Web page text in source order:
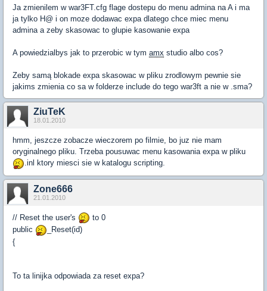
Ja zmienilem w war3FT.cfg flage dostepu do menu admina na A i ma
ja tylko H@ i on moze dodawac expa dlatego chce miec menu
admina a zeby skasowac to glupie kasowanie expa
A powiedzialbys jak to przerobic w tym amx studio albo cos?
Zeby samą blokade expa skasowac w pliku zrodlowym pewnie sie
jakims zmienia co sa w folderze include do tego war3ft a nie w .sma?
ZiuTeK
18.01.2010
hmm, jeszcze zobacze wieczorem po filmie, bo juz nie mam
oryginalnego pliku. Trzeba pousuwac menu kasowania expa w pliku
.inl ktory miesci sie w katalogu scripting.
Zone666
21.01.2010
// Reset the user's
to 0
public
_Reset(id)
{
To ta linijka odpowiada za reset expa?